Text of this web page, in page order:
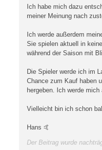
Ich habe mich dazu
meiner Meinung nach
Ich werde außerdem
Sie spielen aktuell in
während der Saison mit
Die Spieler werde ich im
Chance zum Kauf haben
hergeben. Ich werde
Vielleicht bin ich schon
Hans 🤙
Der Beitrag wurde